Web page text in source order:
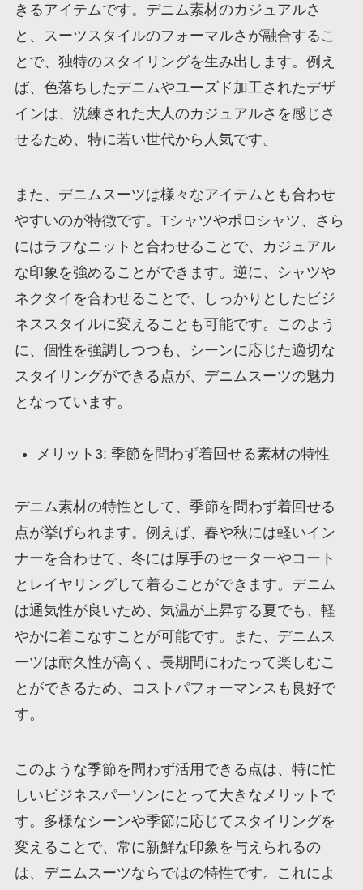
きるアイテムです。デニム素材のカジュアルさ
と、スーツスタイルのフォーマルさが融合するこ
とで、独特のスタイリングを生み出します。例え
ば、色落ちしたデニムやユーズド加工されたデザ
インは、洗練された大人のカジュアルさを感じさ
せるため、特に若い世代から人気です。
また、デニムスーツは様々なアイテムとも合わせ
やすいのが特徴です。Tシャツやポロシャツ、さら
にはラフなニットと合わせることで、カジュアル
な印象を強めることができます。逆に、シャツや
ネクタイを合わせることで、しっかりとしたビジ
ネススタイルに変えることも可能です。このよう
に、個性を強調しつつも、シーンに応じた適切な
スタイリングができる点が、デニムスーツの魅力
となっています。
メリット3: 季節を問わず着回せる素材の特性
デニム素材の特性として、季節を問わず着回せる
点が挙げられます。例えば、春や秋には軽いイン
ナーを合わせて、冬には厚手のセーターやコート
とレイヤリングして着ることができます。デニム
は通気性が良いため、気温が上昇する夏でも、軽
やかに着こなすことが可能です。また、デニムス
ーツは耐久性が高く、長期間にわたって楽しむこ
とができるため、コストパフォーマンスも良好で
す。
このような季節を問わず活用できる点は、特に忙
しいビジネスパーソンにとって大きなメリットで
す。多様なシーンや季節に応じてスタイリングを
変えることで、常に新鮮な印象を与えられるの
は、デニムスーツならではの特性です。これによ